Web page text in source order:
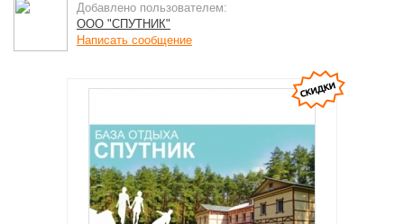
Добавлено пользователем:
ООО "СПУТНИК"
Написать сообщение